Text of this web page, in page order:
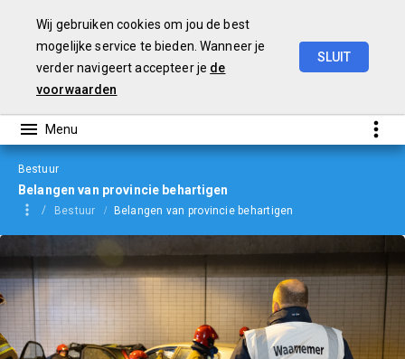
Wij gebruiken cookies om jou de best
mogelijke service te bieden. Wanneer je
verder navigeert accepteer je de
voorwaarden
SLUIT
Bestuur
Belangen van provincie behartigen
Bestuur Belangen van provincie behartigen